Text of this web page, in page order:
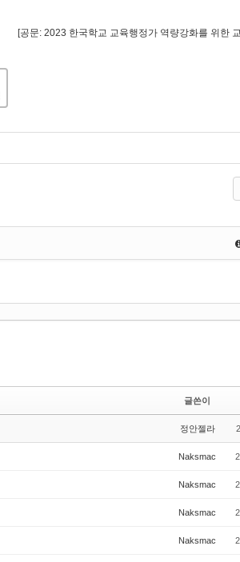
[공문: 2023 한국학교 교육행정가 역량강화를 위한
글쓴이
정안젤라
Naksmac
Naksmac
Naksmac
Naksmac